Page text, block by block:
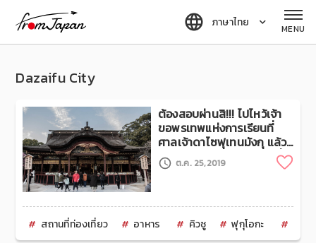
ภาษาไทย MENU
Dazaifu City
ต้องสอบผ่านสิ!!! ไปไหว้เจ้า
ขอพรเทพแห่งการเรียนที่
ศาลเจ้าดาไซฟุเทนมังกุ แล้ว
เดินชมร้านแผงลอยยาไตที่ฟุ
กุโอกะต.ค. 25,2019
สถานที่ท่องเที่ยว อาหาร คิวชู ฟุกุโอกะ